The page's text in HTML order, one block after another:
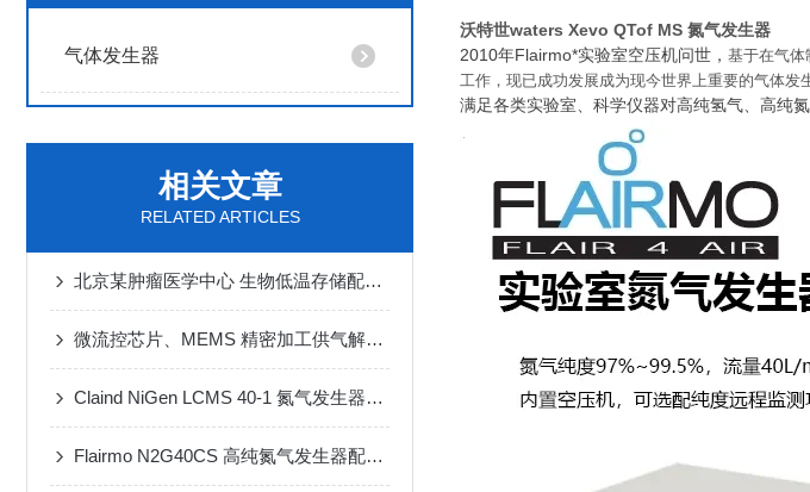
气体发生器
相关文章
RELATED ARTICLES
北京某肿瘤医学中心 生物低温存储配套一体式氮气发生器
微流控芯片、MEMS 精密加工供气解决方案
Claind NiGen LCMS 40-1 氮气发生器维修案例
Flairmo N2G40CS 高纯氮气发生器配套 MF-3D 动态配气装置应用案例
沃特世waters Xevo QTof MS 氮气发生器
2010年Flairmo*实验室空压机问世， 基于在气体
工作，现已成功发展成为现今世界上重要的气体发
满足各类实验室、科学仪器对高纯氢气、高纯